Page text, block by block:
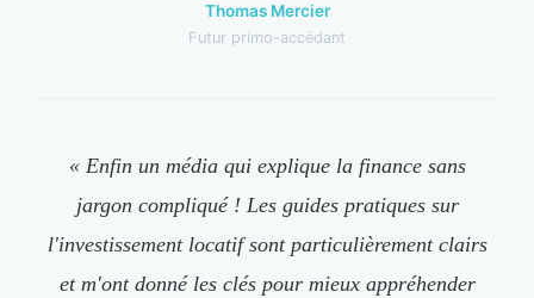
Thomas Mercier
Futur primo-accédant
« Enfin un média qui explique la finance sans
jargon compliqué ! Les guides pratiques sur
l'investissement locatif sont particulièrement clairs
et m'ont donné les clés pour mieux appréhender